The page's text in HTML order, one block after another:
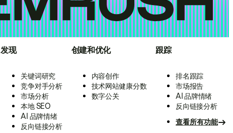
发现
关键词研究
竞争对手分析
市场分析
本地 SEO
AI 品牌情绪
反向链接分析
创建和优化
内容创作
技术网站健康分数
数字公关
跟踪
排名跟踪
市场报告
AI 品牌情绪
反向链接分析
查看所有功能